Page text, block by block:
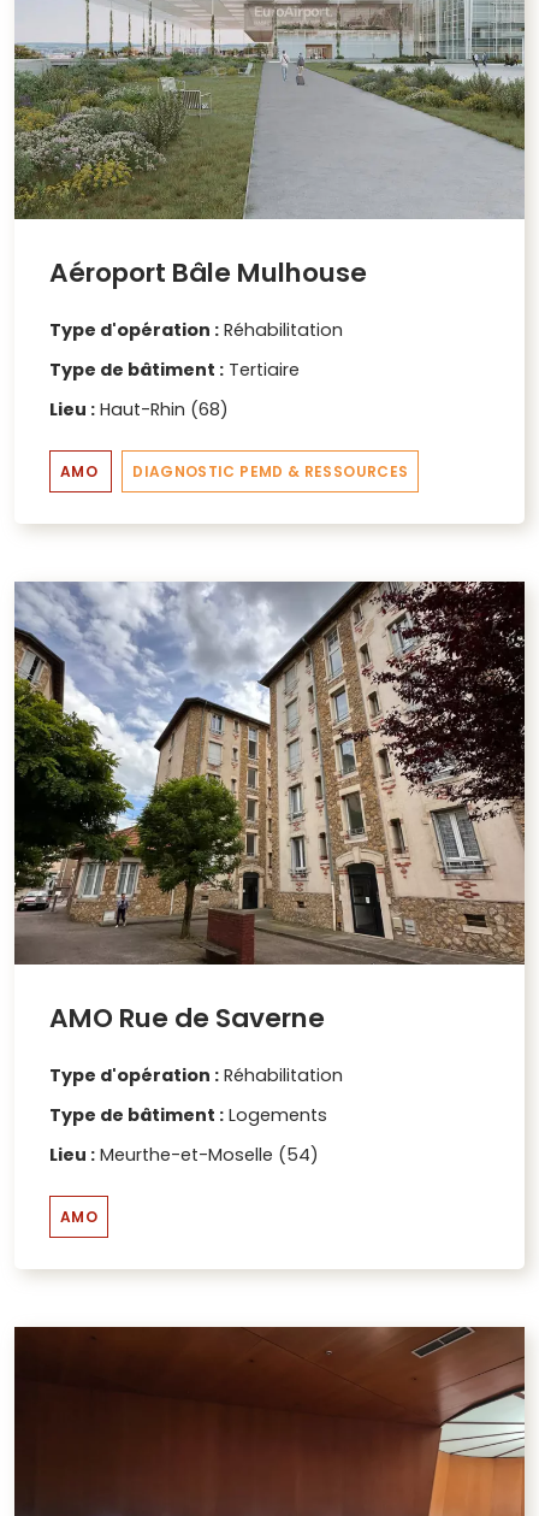
Aéroport Bâle Mulhouse
Type d'opération :Réhabilitation
Type de bâtiment :Tertiaire
Lieu :Haut-Rhin (68)
AMO DIAGNOSTIC PEMD & RESSOURCES
AMO Rue de Saverne
Type d'opération :Réhabilitation
Type de bâtiment :Logements
Lieu :Meurthe-et-Moselle (54)
AMO